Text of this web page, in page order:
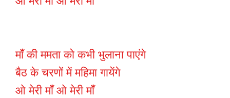
माँ की ममता को कभी भुलाना पाएंगे
बैठ के चरणों में महिमा गायेंगे
ओ मेरी माँ ओ मेरी माँ